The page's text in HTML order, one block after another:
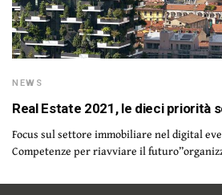
NEWS
Real Estate 2021, le dieci priorità
Focus sul settore immobiliare nel digital
Competenze per riavviare il